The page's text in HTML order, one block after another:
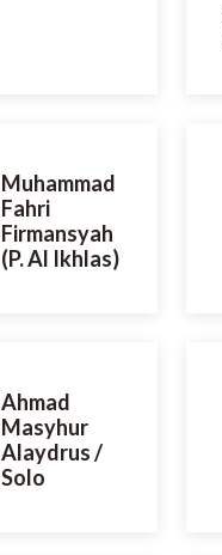
Muhammad
Fahri
Firmansyah
(P. Al Ikhlas)
Ahmad
Masyhur
Alaydrus /
Solo